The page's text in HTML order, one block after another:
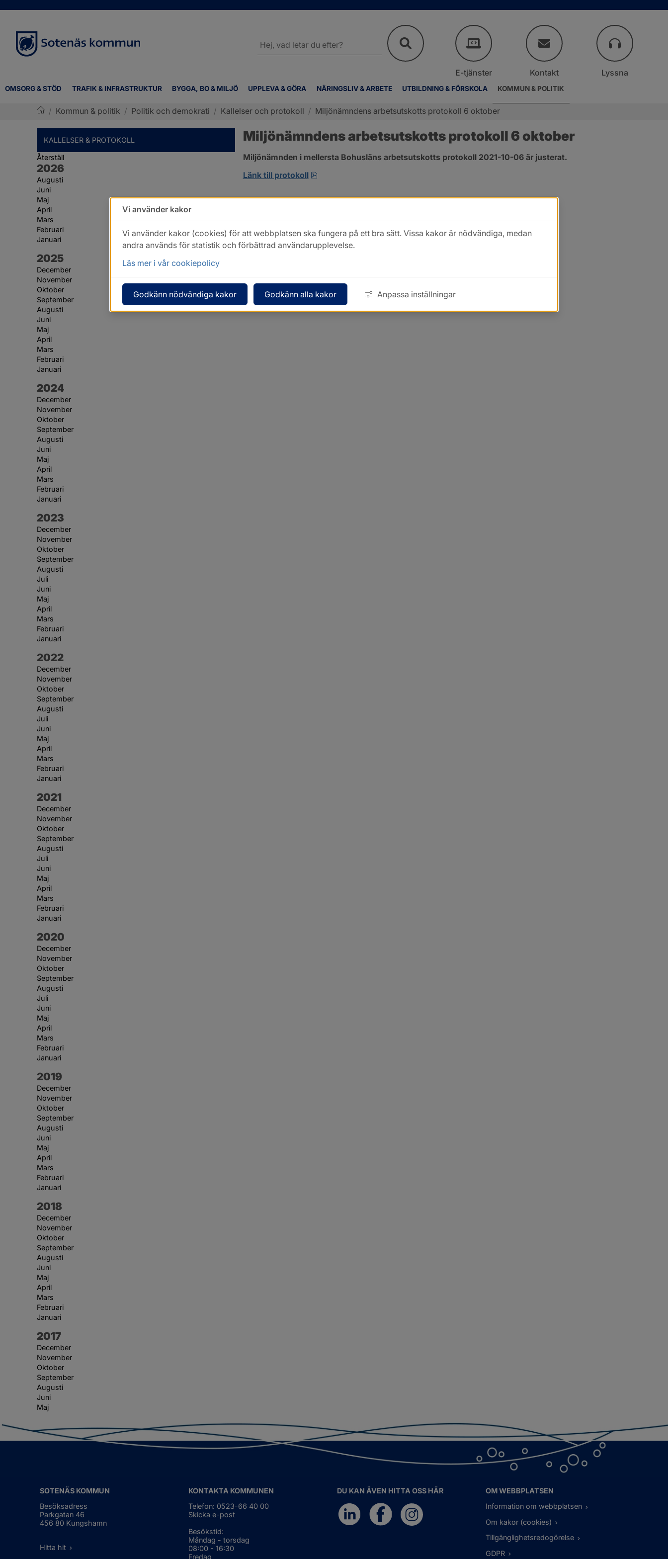
OMSORG & STÖD TRAFIK & INFRASTRUKTUR BYGGA, BO & MILJÖ UPPLEVA & GÖRA NÄRINGSLIV & ARBETE UTBILDNING & FÖRSKOLA KOMMUN & POLITIK
webbplatsen
E-tjänster Kontakt Lyssna
/ Kommun & politik / Politik och demokrati / Kallelser och protokoll / Miljönämndens arbetsutskotts protokoll 6 oktober
KALLELSER & PROTOKOLL
Återställ
År:
2026
Augusti
Juni
Maj
April
Mars
Februari
Januari
År:
2025
December
November
Oktober
September
Augusti
Juni
Maj
April
Mars
Februari
Januari
År:
2024
December
November
Oktober
September
Augusti
Juni
Maj
April
Mars
Februari
Januari
År:
2023
December
November
Oktober
September
Augusti
Juli
Juni
Maj
April
Mars
Februari
Januari
År:
2022
December
November
Oktober
September
Augusti
Juli
Juni
Maj
April
Mars
Februari
Januari
År:
2021
December
November
Oktober
September
Augusti
Juli
Juni
Maj
April
Mars
Februari
Januari
År:
2020
December
November
Oktober
September
Augusti
Juli
Juni
Maj
April
Mars
Februari
Januari
År:
2019
December
November
Oktober
September
Augusti
Juni
Maj
April
Mars
Februari
Januari
År:
2018
December
November
Oktober
September
Augusti
Juni
Maj
April
Mars
Februari
Januari
År:
2017
December
November
Oktober
September
Augusti
Juni
Maj
Miljönämndens arbetsutskotts protokoll 6 oktober
Miljönämnden i mellersta Bohusläns arbetsutskotts protokoll 2021-10-06 är justerat.
Länk till protokoll
pdf, 1.3 MB, öppnas i nytt fönster.
SOTENÄS KOMMUN
Besöksadress
Parkgatan 46
456 80 Kungshamn
Hitta hit
KONTAKTA KOMMUNEN
Telefon: 0523-66 40 00
Skicka e-post
Besökstid:
Måndag - torsdag
08:00 - 16:30
Fredag
DU KAN ÄVEN HITTA OSS HÄR
OM WEBBPLATSEN
Information om webbplatsen
Om kakor (cookies)
Tillgänglighetsredogörelse
GDPR
Vi använder kakor
Vi använder kakor (cookies) för att webbplatsen ska fungera på ett bra sätt. Vissa kakor är nödvändiga, medan
andra används för statistik och förbättrad användarupplevelse.
Läs mer i vår cookiepolicy
Godkänn nödvändiga kakor Godkänn alla kakor Anpassa inställningar